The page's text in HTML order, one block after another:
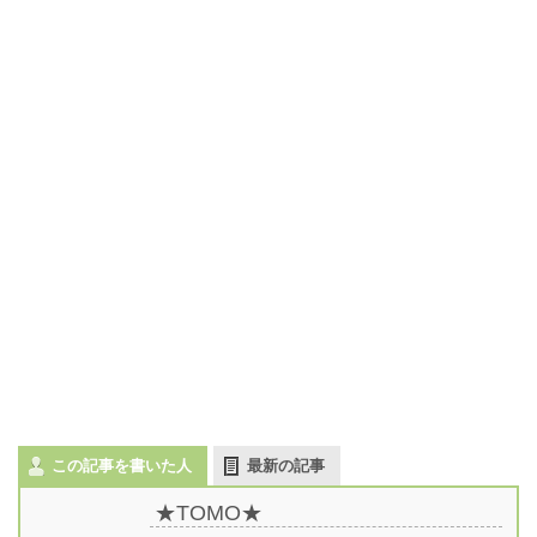
この記事を書いた人 最新の記事
★TOMO★